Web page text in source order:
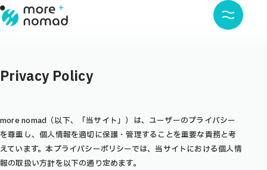
Privacy Policy
more nomad（以下、「当サイト」）は、ユーザーのプライバシー
を尊重し、個人情報を適切に保護・管理することを重要な責務と考
えています。本プライバシーポリシーでは、当サイトにおける個人情
報の取扱い方針を以下の通り定めます。